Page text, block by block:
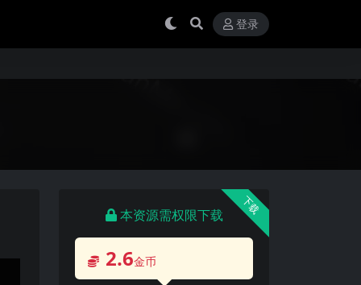
登录
下载
本资源需权限下载
2.6金币